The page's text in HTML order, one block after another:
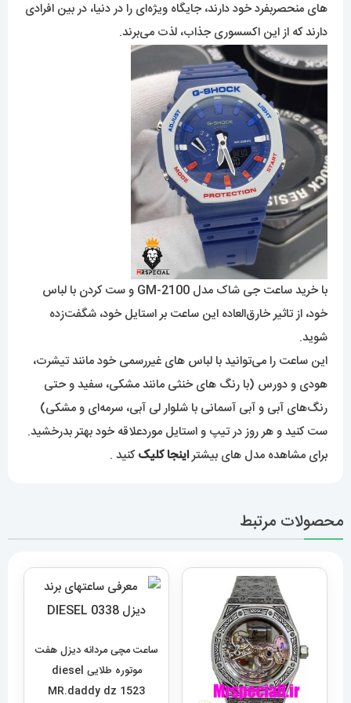
های منحصربفرد خود دارند، جایگاه ویژه‌ای را در دنیا، در بین افرادی
دارند که از این اکسسوری جذاب، لذت می‌برند.
با خرید ساعت جی شاک مدل GM-2100 و ست کردن با لباس
خود، از تاثیر خارق‌العاده این ساعت بر استایل خود، شگفت‌زده
شوید.
این ساعت را می‌توانید با لباس های غیررسمی خود مانند تیشرت،
هودی و دورس (با رنگ های خنثی مانند مشکی، سفید و حتی
رنگ‌های آبی و آبی آسمانی با شلوار لی آبی، سرمه‌ای و مشکی)
ست کنید و هر روز در تیپ و استایل موردعلاقه خود بهتر بدرخشید.
برای مشاهده مدل های بیشتراینجا کلیککنید .
محصولات مرتبط
ساعت مچی مردانه دیزل هفت
موتوره طلایی diesel
MR.daddy dz 1523